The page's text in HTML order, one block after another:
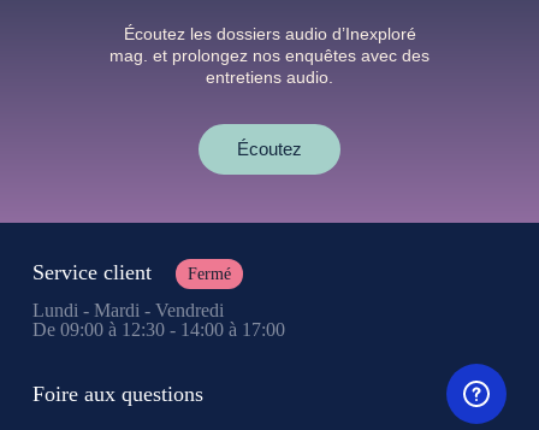
Écoutez les dossiers audio d’Inexploré
mag. et prolongez nos enquêtes avec des
entretiens audio.
Écoutez
Service client Fermé
Lundi - Mardi - Vendredi
De 09:00 à 12:30 - 14:00 à 17:00
Foire aux questions